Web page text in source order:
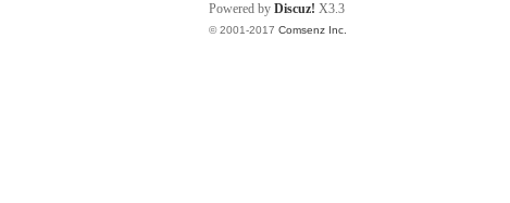
Powered by Discuz! X3.3
© 2001-2017 Comsenz Inc.